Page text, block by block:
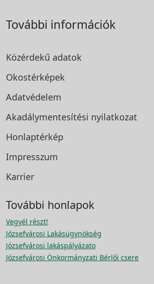
További információk
Közérdekű adatok
Okostérképek
Adatvédelem
Akadálymentesítési nyilatkozat
Honlaptérkép
Impresszum
Karrier
További honlapok
Vegyél részt!
Józsefvárosi Lakásügynökség
Józsefvárosi lakáspályázato
Józsefvárosi Önkormányzati Bérlői csere